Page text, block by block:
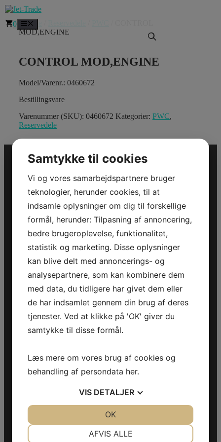
Hop
indhold
0 Forside
MOD,ENGINE
CONTROL MOD,ENGINE
Model/Varenr.: 0460672
Bestillingsvare
Varenummer (SKU): 0460672 Kategorier: PWC,
Reservedele
Jet-Trade Powersport
Jegstrupvej 280
8361 Hasselager
Telefon:+45 70 200 600
E-mail: info@jettrade.dk
CVR-nummer: 27233678
Produkter
Sea-Doo Vandscooter
Can-Am UTV
Information
Handelsebetingelser
Privatlivspolitik
Samtykke til cookies
Vi og vores samarbejdspartnere bruger
teknologier, herunder cookies, til at
indsamle oplysninger om dig til forskellige
formål, herunder: Tilpasning af annoncering,
bedre brugeroplevelse, funktionalitet,
statistik og marketing. Disse oplysninger
kan blive delt med annoncerings- og
analysepartnere, som kan kombinere dem
med data, du tidligere har givet dem eller
de har indsamlet gennem din brug af deres
tjenester. Ved at klikke på 'OK' giver du
samtykke til disse formål.
Læs mere om vores brug af cookies og
behandling af persondata her.
VIS DETALJER
AFVIS ALLE
OK